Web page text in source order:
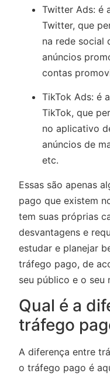
Twitter Ads: é
Twitter, que
na rede social
anúncios
contas
TikTok Ads: é
TikTok, que
no aplicativo
anúncios de
etc.
Essas são apenas
pago que existem
tem suas próprias
desvantagens e
estudar e planejar
tráfego pago, de
seu público e o seu
Qual é a
tráfego
A diferença entre
o tráfego pago é